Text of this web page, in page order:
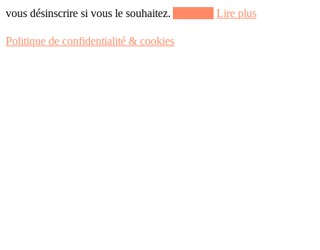
vous désinscrire si vous le souhaitez.
Lire plus
Politique de confidentialité & cookies